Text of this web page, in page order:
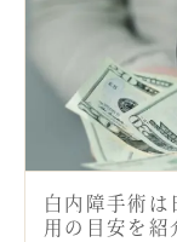
白内障手術
用の目安を紹